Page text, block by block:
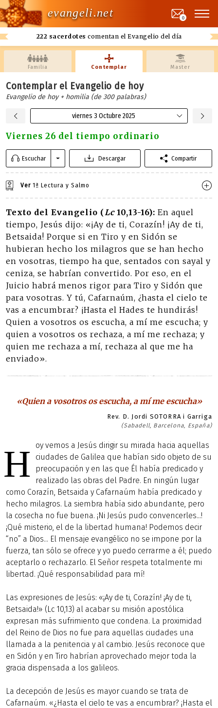
evangeli.net
222 sacerdotes comentan el Evangelio del día
0
Familia Contemplar Master
Contemplar el Evangelio de hoy
Evangelio de hoy + homilia (de 300 palabras)
viernes 3 Octubre 2025
Viernes 26 del tiempo ordinario
Escuchar Descargar Compartir
Ver 1ª Lectura y Salmo
Texto del Evangelio (Lc10,13-16): En aquel
tiempo, Jesús dijo: «¡Ay de ti, Corazín! ¡Ay de ti,
Betsaida! Porque si en Tiro y en Sidón se
hubieran hecho los milagros que se han hecho
en vosotras, tiempo ha que, sentados con sayal y
ceniza, se habrían convertido. Por eso, en el
Juicio habrá menos rigor para Tiro y Sidón que
para vosotras. Y tú, Cafarnaúm, ¿hasta el cielo te
vas a encumbrar? ¡Hasta el Hades te hundirás!
Quien a vosotros os escucha, a mí me escucha; y
quien a vosotros os rechaza, a mí me rechaza; y
quien me rechaza a mí, rechaza al que me ha
enviado».
«Quien a vosotros os escucha, a mí me escucha»
Rev. D. Jordi SOTORRA i Garriga
(Sabadell, Barcelona, España)
H
oy vemos a Jesús dirigir su mirada hacia aquellas
ciudades de Galilea que habían sido objeto de su
preocupación y en las que Él había predicado y
realizado las obras del Padre. En ningún lugar
como Corazín, Betsaida y Cafarnaúm había predicado y
hecho milagros. La siembra había sido abundante, pero
la cosecha no fue buena. ¡Ni Jesús pudo convencerles...!
¡Qué misterio, el de la libertad humana! Podemos decir
“no” a Dios... El mensaje evangélico no se impone por la
fuerza, tan sólo se ofrece y yo puedo cerrarme a él; puedo
aceptarlo o rechazarlo. El Señor respeta totalmente mi
libertad. ¡Qué responsabilidad para mí!
Las expresiones de Jesús: «¡Ay de ti, Corazín! ¡Ay de ti,
Betsaida!» (Lc 10,13) al acabar su misión apostólica
expresan más sufrimiento que condena. La proximidad
del Reino de Dios no fue para aquellas ciudades una
llamada a la penitencia y al cambio. Jesús reconoce que
en Sidón y en Tiro habrían aprovechado mejor toda la
gracia dispensada a los galileos.
La decepción de Jesús es mayor cuando se trata de
Cafarnaúm. «¿Hasta el cielo te vas a encumbrar? ¡Hasta el